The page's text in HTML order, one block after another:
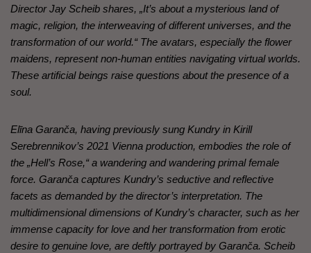
Director Jay Scheib shares, „It’s about a mysterious land of
magic, religion, the interweaving of different universes, and the
transformation of our world.“ The avatars, especially the flower
maidens, represent non-human entities navigating virtual worlds.
These artificial beings raise questions about the presence of a
soul.
Elīna Garanča, having previously sung Kundry in Kirill
Serebrennikov’s 2021 Vienna production, embodies the role of
the „Hell’s Rose,“ a wandering and wandering primal female
force. Garanča captures Kundry’s seductive and reflective
facets as demanded by the director’s interpretation. The
multidimensional dimensions of Kundry’s character, such as her
immense capacity for love and her transformation from erotic
desire to genuine love, are deftly portrayed by Garanča. Scheib